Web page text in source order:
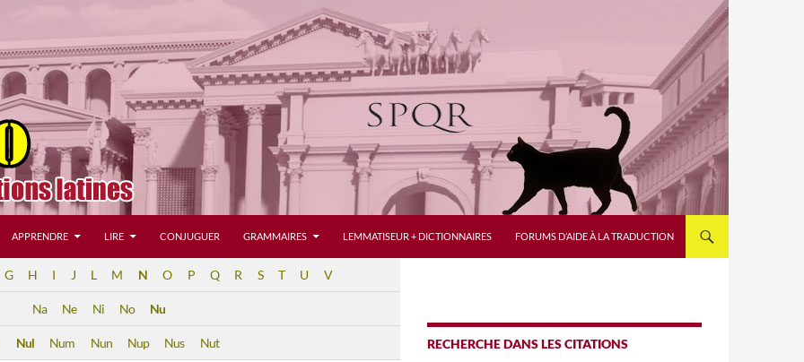
APPRENDRE LIRE CONJUGUER GRAMMAIRES LEMMATISEUR + DICTIONNAIRES FORUMS D’AIDE À LA TRADUCTION
G H I J L M N O P Q R S T U V
Na Ne Ni No Nu
Nul Num Nun Nup Nus Nut RECHERCHE DANS LES CITATIONS